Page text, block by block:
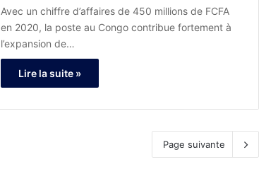
Avec un chiffre d’affaires de 450 millions de FCFA
en 2020, la poste au Congo contribue fortement à
l’expansion de…
Lire la suite »
Page suivante